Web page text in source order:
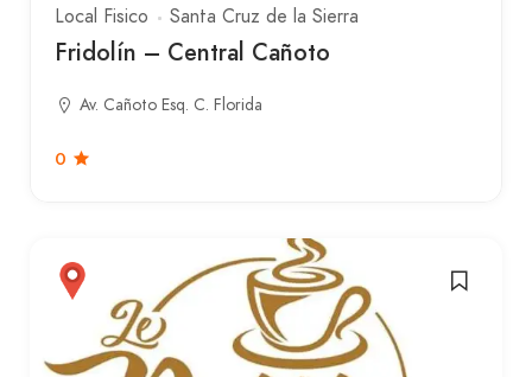
Local Fisico Santa Cruz de la Sierra
Fridolín – Central Cañoto
Av. Cañoto Esq. C. Florida
0